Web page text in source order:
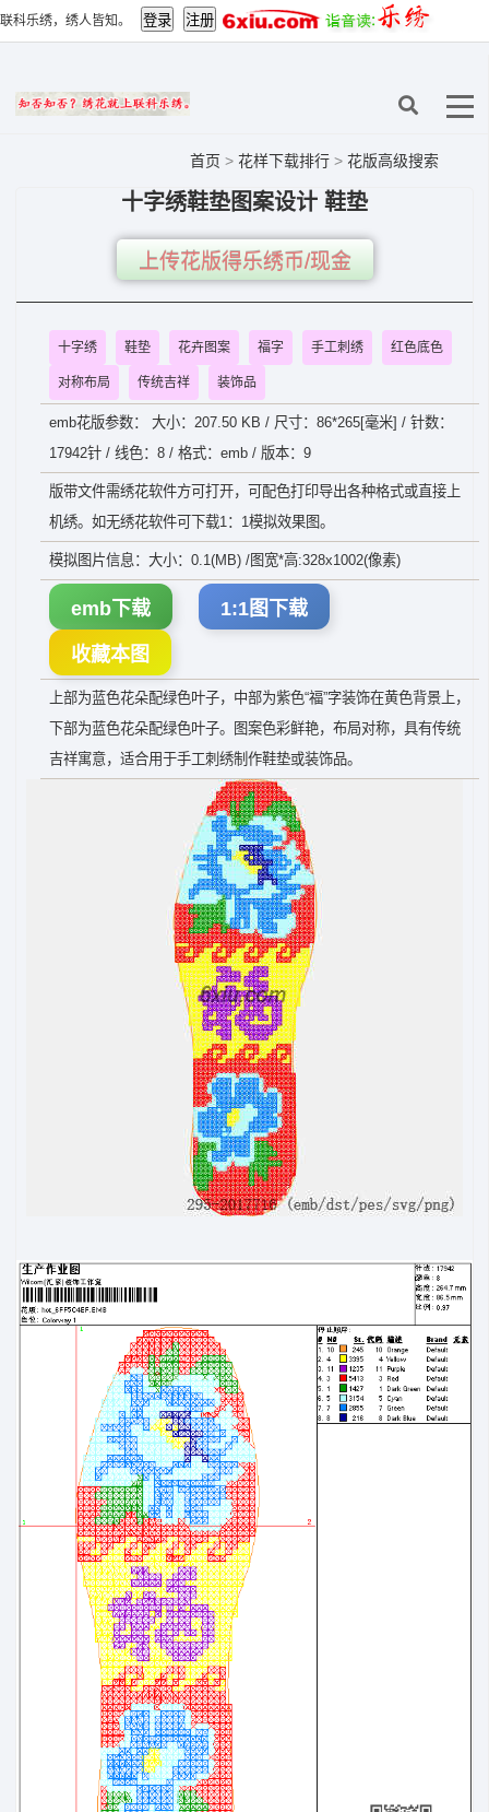
联科乐绣，绣人皆知。
首页 > 花样下载排行 > 花版高级搜索
十字绣鞋垫图案设计 鞋垫
上传花版得乐绣币/现金
十字绣 鞋垫 花卉图案 福字 手工刺绣 红色底色
对称布局 传统吉祥 装饰品
emb花版参数： 大小：207.50 KB / 尺寸：86*265[毫米] / 针数：
17942针 / 线色：8 / 格式：emb / 版本：9
版带文件需绣花软件方可打开，可配色打印导出各种格式或直接上
机绣。如无绣花软件可下载1：1模拟效果图。
模拟图片信息：大小：0.1(MB) /图宽*高:328x1002(像素)
emb下载 1:1图下载
收藏本图
上部为蓝色花朵配绿色叶子，中部为紫色“福”字装饰在黄色背景上，
下部为蓝色花朵配绿色叶子。图案色彩鲜艳，布局对称，具有传统
吉祥寓意，适合用于手工刺绣制作鞋垫或装饰品。